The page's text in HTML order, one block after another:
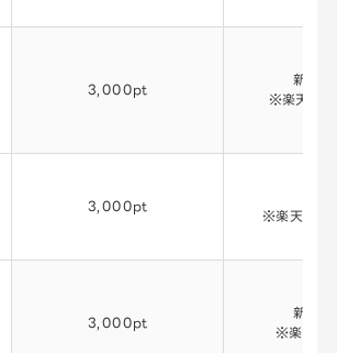
3,000pt
新規
※楽天カ
3,000pt
※楽天モバ
3,000pt
新規
※楽天銀